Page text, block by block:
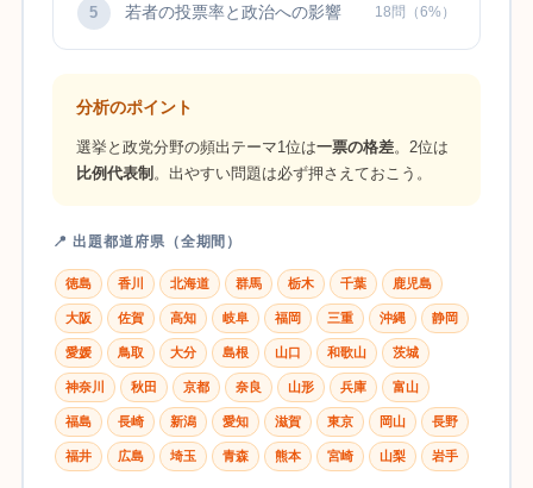
5 若者の投票率と政治への影響 18問（6%）
分析のポイント
選挙と政党分野の頻出テーマ1位は一票の格差。2位は
比例代表制 。出やすい問題は必ず押さえておこう。
📍 出題都道府県（全期間）
徳島 香川 北海道 群馬 栃木 千葉 鹿児島
大阪 佐賀 高知 岐阜 福岡 三重 沖縄 静岡
愛媛 鳥取 大分 島根 山口 和歌山 茨城
神奈川 秋田 京都 奈良 山形 兵庫 富山
福島 長崎 新潟 愛知 滋賀 東京 岡山 長野
福井 広島 埼玉 青森 熊本 宮崎 山梨 岩手